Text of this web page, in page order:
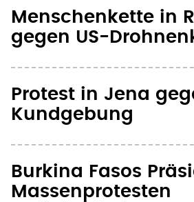
Menschenkette in
gegen US-
Protest in Jena
Kundgebung
Burkina Fasos
Massenprotesten